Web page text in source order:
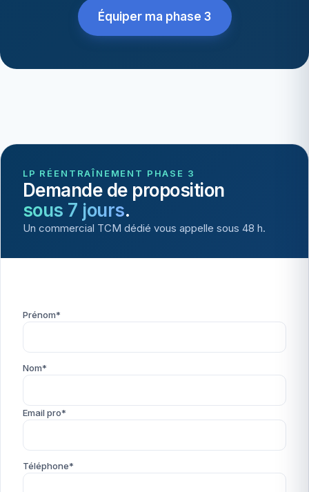
Équiper ma phase 3
LP RÉENTRAÎNEMENT PHASE 3
Demande de proposition
sous 7 jours.
Un commercial TCM dédié vous appelle sous 48 h.
Prénom*
Nom*
Email pro*
Téléphone*